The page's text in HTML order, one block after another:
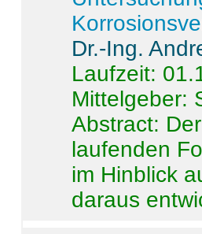
Dr.-Ing.
Laufzeit:
Mittelgeber:
Abstract:
laufenden
im Hinblick
daraus